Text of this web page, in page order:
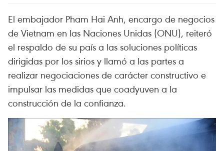
El embajador Pham Hai Anh, encargo de negocios
de Vietnam en las Naciones Unidas (ONU), reiteró
el respaldo de su país a las soluciones políticas
dirigidas por los sirios y llamó a las partes a
realizar negociaciones de carácter constructivo e
impulsar las medidas que coadyuven a la
construcción de la confianza.